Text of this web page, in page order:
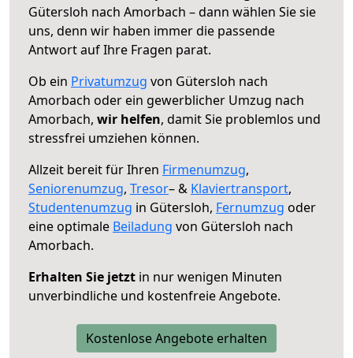
Gütersloh nach Amorbach – dann wählen Sie sie
uns, denn wir haben immer die passende
Antwort auf Ihre Fragen parat.
Ob ein Privatumzug von Gütersloh nach
Amorbach oder ein gewerblicher Umzug nach
Amorbach, wir helfen, damit Sie problemlos und
stressfrei umziehen können.
Allzeit bereit für Ihren Firmenumzug,
Seniorenumzug, Tresor– & Klaviertransport,
Studentenumzug in Gütersloh, Fernumzug oder
eine optimale Beiladung von Gütersloh nach
Amorbach.
Erhalten Sie jetzt in nur wenigen Minuten
unverbindliche und kostenfreie Angebote.
Kostenlose Angebote erhalten